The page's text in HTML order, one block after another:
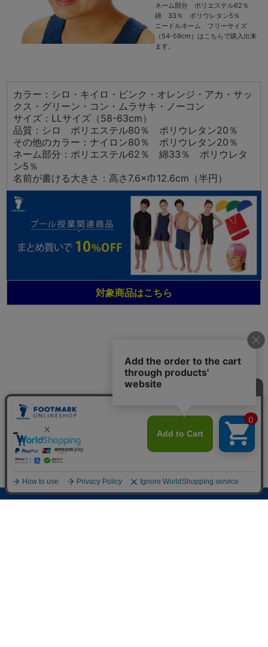
ネーム部分 ポリエステル62％
綿 33％ ポリウレタン5％
ニードルネーム フリーサイズ
（54-59cm）はこちらで購入出来
ます。
カラー：シロ・キイロ・ピンク・オレンジ・アカ・サッ
クス・グリーン・コン・ムラサキ・ノーコン
サイズ：LLサイズ（58-63cm）
品質：シロ ポリエステル80％ ポリウレタン20％
その他のカラー：ナイロン80％ ポリウレタン20％
ネーム部分：ポリエステル62％ 綿33％ ポリウレタ
ン5％
名前が書ける大きさ：高さ7.6×巾12.6cm（半円）
対象商品はこちら